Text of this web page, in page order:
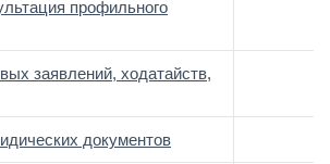
профильного
заявлений, ходатайств,
документов